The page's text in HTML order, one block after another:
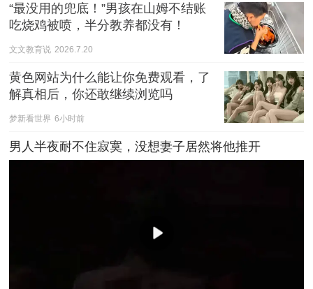
“最没用的兜底！”男孩在山姆不结账
吃烧鸡被喷，半分教养都没有！
文文教育说 2026.7.20
黄色网站为什么能让你免费观看，了
解真相后，你还敢继续浏览吗
梦新看世界 6小时前
男人半夜耐不住寂寞，没想妻子居然将他推开